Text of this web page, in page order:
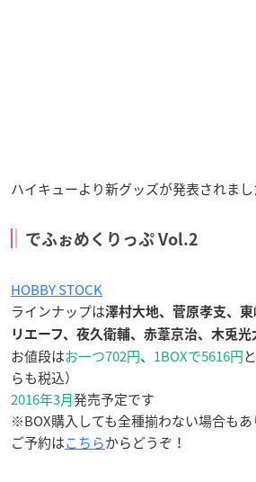
ハイキューより新グッズが発表されまし
でふぉめくりっぷ Vol.2
HOBBY STOCK
ラインナップは澤村大地、菅原孝支、
リエーフ、夜久衛輔、赤葦京治、木兎光
お値段はお一つ702円、 1BOXで5616円
らも税込）
2016年3月発売予定です
※BOX購入しても全種揃わない場合もあ
ご予約はこちらからどうぞ！